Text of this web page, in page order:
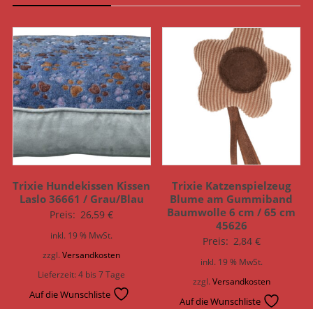
Trixie Hundekissen Kissen
Laslo 36661 / Grau/Blau
Preis: 26,59€
inkl. 19 % MwSt.
zzgl.Versandkosten
Lieferzeit:4 bis 7 Tage
Auf die Wunschliste
Trixie Katzenspielzeug
Blume am Gummiband
Baumwolle 6 cm / 65 cm
45626
Preis: 2,84 €
inkl. 19 % MwSt.
zzgl.Versandkosten
Auf die Wunschliste